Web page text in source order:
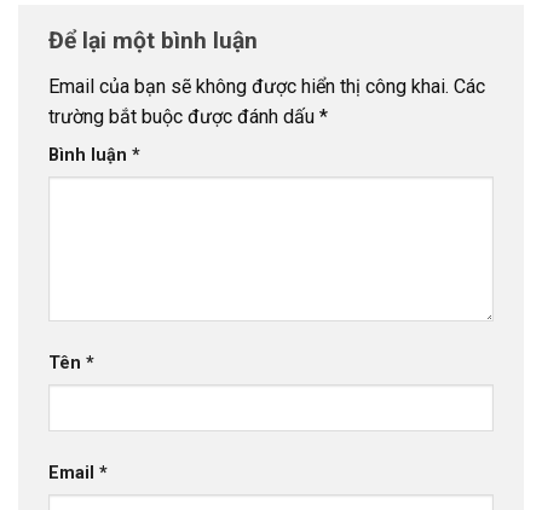
Để lại một bình luận
Email của bạn sẽ không được hiển thị công khai. Các
trường bắt buộc được đánh dấu *
Bình luận *
Tên *
Email *